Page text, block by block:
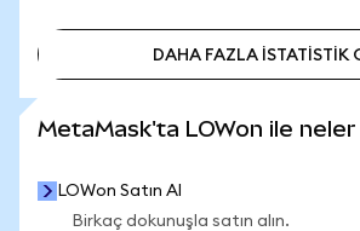
DAHA FAZLA İSTATİSTİK
MetaMask'ta LOWon ile neler
LOWon Satın Al
Birkaç dokunuşla satın alın.